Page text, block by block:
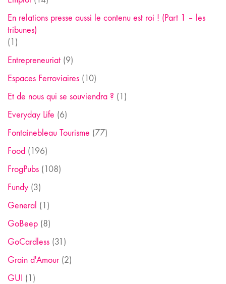
En relations presse aussi le contenu est roi ! (Part 1 – les
tribunes)
(1)
Entrepreneuriat (9)
Espaces Ferroviaires (10)
Et de nous qui se souviendra ? (1)
Everyday Life (6)
Fontainebleau Tourisme (77)
Food (196)
FrogPubs (108)
Fundy (3)
General (1)
GoBeep (8)
GoCardless (31)
Grain d'Amour(2)
GUI (1)